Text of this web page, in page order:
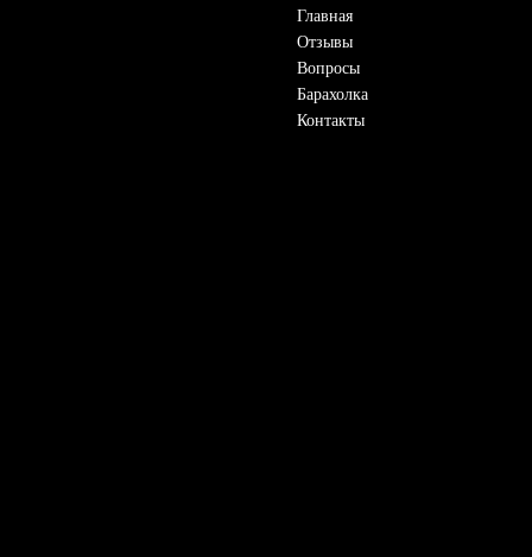
Главная
Отзывы
Вопросы
Барахолка
Контакты